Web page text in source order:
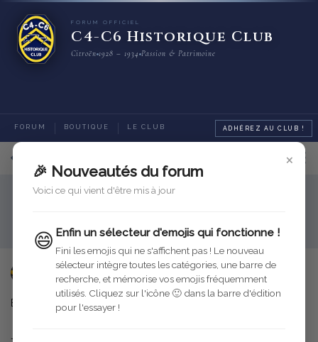
FORUM OFFICIEL
C4-C6 Historique Club
Citroën 1928 – 1934 Passion & Patrimoine
FORUM BOUTIQUE LE CLUB ADHÉREZ AU CLUB !
×
🎉 Nouveautés du forum
Voici ce qui vient d'être mis à jour
😄 Enfin un sélecteur d'emojis qui fonctionne !
Fini les emojis qui ne s'affichent pas ! Le nouveau
sélecteur intègre toutes les catégories, une barre de
recherche, et mémorise vos emojis fréquemment
utilisés. Cliquez sur l'icône 🙂 dans la barre d'édition
pour l'essayer !
Rubriques générales
gérald 17 janv. 2006
Bonsoir,